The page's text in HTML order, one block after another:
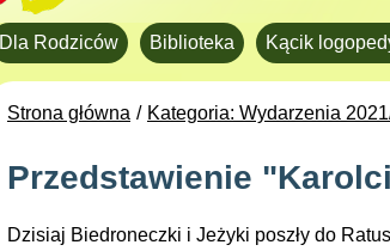
Dla Rodziców Biblioteka Kącik
Strona główna Kategoria: Wydarzenia
Przedstawienie
Dzisiaj Biedroneczki i Jeżyki poszły do